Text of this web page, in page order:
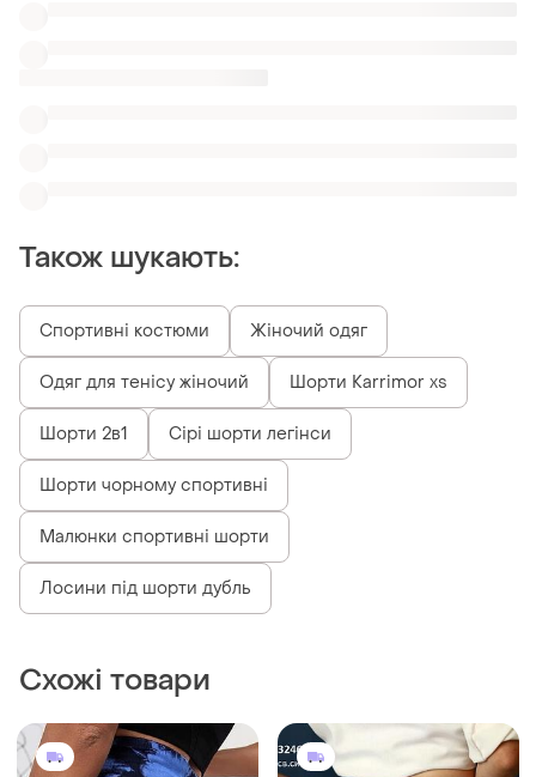
Також шукають:
Спортивні костюми Жіночий одяг
Одяг для тенісу жіночий Шорти Karrimor xs
Шорти 2в1 Сірі шорти легінси
Шорти чорному спортивні
Малюнки спортивні шорти
Лосини під шорти дубль
Схожі товари